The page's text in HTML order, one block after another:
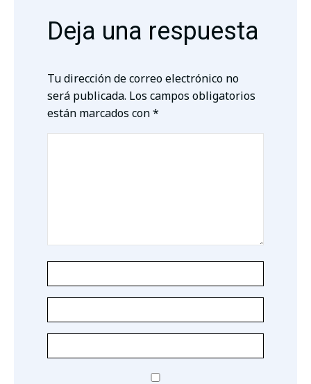
Deja una respuesta
Tu dirección de correo electrónico no
será publicada. Los campos obligatorios
están marcados con*